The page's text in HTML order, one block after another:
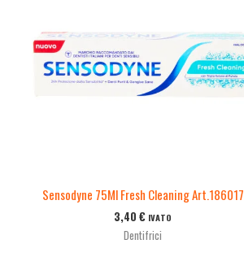
Sensodyne 75Ml Fresh Cleaning Art.186017
3,40 € IVATO
Dentifrici